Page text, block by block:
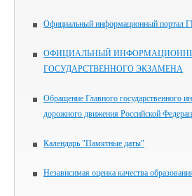
Официальный информационный портал
ОФИЦИАЛЬНЫЙ
ГОСУДАРСТВЕННОГО ЭКЗАМЕНА
Обращение Главного государственного
дорожного движения Российской
Календарь "Памятные даты"
Независимая оценка качества